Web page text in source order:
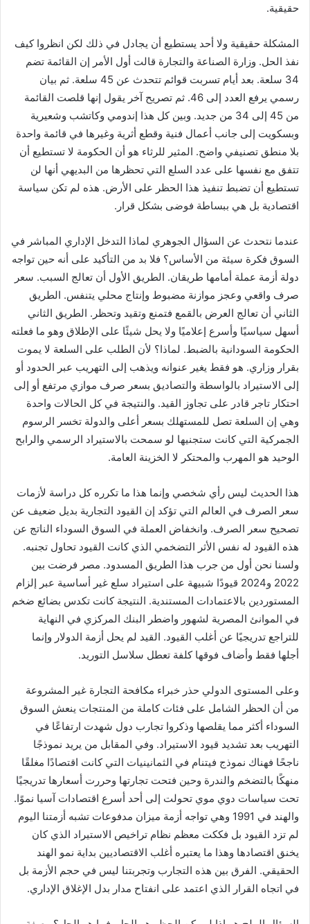
حقيقية.
المشكلة حقيقية ولا أحد يستطيع أن يجادل في ذلك لكن انظروا كيف
نفذ الحل. وزارة الصناعة والتجارة قالت أول الأمر إن القائمة تضم
34 سلعة. بعد أيام تسربت قوائم تتحدث عن 45 سلعة. ثم بيان
رسمي يرفع العدد إلى 46. ثم تصريح آخر يقول إنها قلصت القائمة
من 45 إلى 34 من جديد. وبين كل هذا إندومي وكاتشب وشعيرية
وبسكويت إلى جانب أعمال فنية وقطع أثرية وغيرها في قائمة واحدة
بلا منطق تصنيفي واضح. المثير للرثاء هو أن الحكومة لا تستطيع أن
تتفق مع نفسها على عدد السلع التي تحظرها من البديهي أنها لن
تستطيع أن تضبط تنفيذ هذا الحظر على الأرض. هذه لم تكن سياسة
اقتصادية بل هي ببساطة فوضى بشكل قرار.
عندما نتحدث عن السؤال الجوهري لماذا التدخل الإداري المباشر في
السوق فكرة سيئة من الأساس؟ فلا بد من التأكيد على أنه حين تواجه
دولة أزمة عملة أمامها طريقان. الطريق الأول أن تعالج السبب. سعر
صرف واقعي وعجز موازنة مضبوط وإنتاج محلي يتنفس. الطريق
الثاني أن تعالج العرض بالقمع فتمنع وتقيد وتحظر. الطريق الثاني
أسهل سياسيًا وأسرع إعلاميًا ولا يحل شيئًا على الإطلاق وهو ما فعلته
الحكومة السودانية بالضبط. لماذا؟ لأن الطلب على السلعة لا يموت
بقرار وزاري. هو فقط يغير عنوانه ويذهب إلى التهريب عبر الحدود أو
إلى الاستيراد بالواسطة والتصاديق بسعر صرف موازي مرتفع أو إلى
احتكار تاجر قادر على تجاوز القيد. والنتيجة في كل الحالات واحدة
وهي إن السلعة تصل للمستهلك بسعر أعلى والدولة تخسر الرسوم
الجمركية التي كانت ستجنيها لو سمحت بالاستيراد الرسمي والرابح
الوحيد هو المهرب والمحتكر لا الخزينة العامة.
هذا الحديث ليس رأي شخصي وإنما هذا ما تكرره كل دراسة لأزمات
سعر الصرف في العالم التي تؤكد إن القيود التجارية بديل ضعيف عن
تصحيح سعر الصرف. وانخفاض العملة في السوق السوداء الناتج عن
هذه القيود له نفس الأثر التضخمي الذي كانت القيود تحاول تجنبه.
ولسنا نحن أول من جرب هذا الطريق المسدود. مصر فرضت بين
2022 و2024 قيودًا شبيهة على استيراد سلع غير أساسية عبر إلزام
المستوردين بالاعتمادات المستندية. النتيجة كانت تكدس بضائع ضخم
في الموانئ المصرية لشهور واضطر البنك المركزي في النهاية
للتراجع تدريجيًا عن أغلب القيود. القيد لم يحل أزمة الدولار وإنما
أجلها فقط وأضاف فوقها كلفة تعطل سلاسل التوريد.
وعلى المستوى الدولي حذر خبراء مكافحة التجارة غير المشروعة
من أن الحظر الشامل على فئات كاملة من المنتجات ينعش السوق
السوداء أكثر مما يقلصها وذكروا تجارب دول شهدت ارتفاعًا في
التهريب بعد تشديد قيود الاستيراد. وفي المقابل من يريد نموذجًا
ناجحًا فهناك نموذج فيتنام في الثمانينيات التي كانت اقتصادًا مغلقًا
منهكًا بالتضخم والندرة وحين فتحت تجارتها وحررت أسعارها تدريجيًا
تحت سياسات دوي موي تحولت إلى أحد أسرع اقتصادات آسيا نموًا.
والهند في 1991 وهي تواجه أزمة ميزان مدفوعات تشبه أزمتنا اليوم
لم تزد القيود بل فككت معظم نظام تراخيص الاستيراد الذي كان
يخنق اقتصادها وهذا ما يعتبره أغلب الاقتصاديين بداية نمو الهند
الحقيقي. الفرق بين هذه التجارب وتجربتنا ليس في حجم الأزمة بل
في اتجاه القرار الذي اعتمد على انفتاح مدار بدل الإغلاق الإداري.